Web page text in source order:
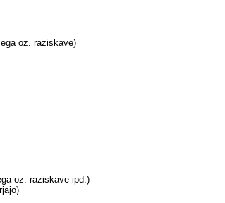
oz. raziskave)
oz. raziskave ipd.)